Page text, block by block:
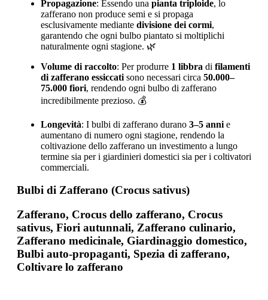
Propagazione: Essendo una pianta triploide, lo
zafferano non produce semi e si propaga
esclusivamente mediante divisione dei cormi,
garantendo che ogni bulbo piantato si moltiplichi
naturalmente ogni stagione. 🌿
Volume di raccolto: Per produrre 1 libbra di filamenti
di zafferano essiccati sono necessari circa 50.000–
75.000 fiori, rendendo ogni bulbo di zafferano
incredibilmente prezioso. 💰
Longevità: I bulbi di zafferano durano 3–5 anni e
aumentano di numero ogni stagione, rendendo la
coltivazione dello zafferano un investimento a lungo
termine sia per i giardinieri domestici sia per i coltivatori
commerciali.
Bulbi di Zafferano (Crocus sativus)
Zafferano, Crocus dello zafferano, Crocus
sativus, Fiori autunnali, Zafferano culinario,
Zafferano medicinale, Giardinaggio domestico,
Bulbi auto-propaganti, Spezia di zafferano,
Coltivare lo zafferano